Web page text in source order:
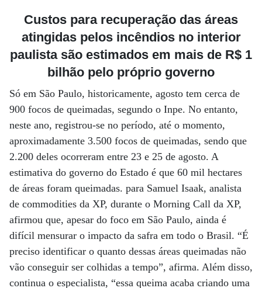
Custos para recuperação das áreas
atingidas pelos incêndios no interior
paulista são estimados em mais de R$ 1
bilhão pelo próprio governo
Só em São Paulo, historicamente, agosto tem cerca de
900 focos de queimadas, segundo o Inpe. No entanto,
neste ano, registrou-se no período, até o momento,
aproximadamente 3.500 focos de queimadas, sendo que
2.200 deles ocorreram entre 23 e 25 de agosto. A
estimativa do governo do Estado é que 60 mil hectares
de áreas foram queimadas. para Samuel Isaak, analista
de commodities da XP, durante o Morning Call da XP,
afirmou que, apesar do foco em São Paulo, ainda é
difícil mensurar o impacto da safra em todo o Brasil. “É
preciso identificar o quanto dessas áreas queimadas não
vão conseguir ser colhidas a tempo”, afirma. Além disso,
continua o especialista, “essa queima acaba criando uma